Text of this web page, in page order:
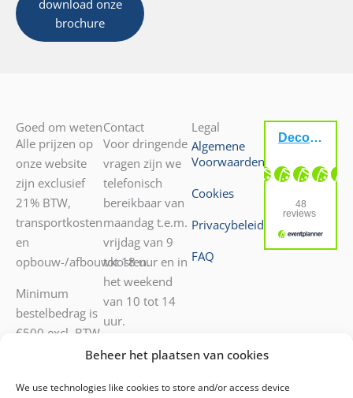
Beheer het plaatsen van cookies
We use technologies like cookies to store and/or access device
download onze
brochure
Goed om weten
Alle prijzen op
onze website
zijn exclusief
21% BTW,
transportkosten
en
opbouw-/afbouwkosten.
Minimum
bestelbedrag is
€500 excl. BTW.
Transport door
mogelijk.
Contact
Voor dringende
vragen zijn we
telefonisch
bereikbaar van
maandag t.e.m.
vrijdag van 9
tot 18 uur en in
het weekend
van 10 tot 14
uur.
052 55 05 72
Voor andere
Legal
Algemene
Voorwaarden
Cookies
Privacybeleid
FAQ